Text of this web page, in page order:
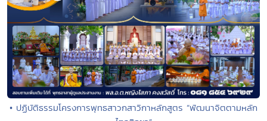
• ปฏิบัติธรรมโครงการพุทธสาวกสาวิกาหลักสูตร “พัฒนาจิตตามหลัก